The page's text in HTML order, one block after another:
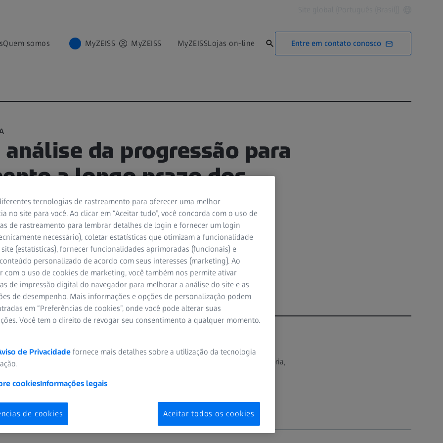
Quem somos MyZEISS MyZEISS MyZEISSLojas on-line Entre em contato conosco
da progressão para
a longo prazo dos
tratamento do glaucoma de acordo com a taxa de
pela análise integrada de estrutura-função.
ASSISTIR
MD, PhD
especialista em glaucoma, Fernández Casas Oftalmólogos Torrelavega, Cantábria,
tecnologias de rastreamento para oferecer uma melhor
no site para você. Ao clicar em “Aceitar tudo”, você concorda com o uso de
de rastreamento para lembrar detalhes de login e fornecer um login
necessário), coletar estatísticas que otimizam a funcionalidade
(estatísticas), fornecer funcionalidades aprimoradas (funcionais) e
personalizado de acordo com seus interesses (marketing). Ao
com o uso de cookies de marketing, você também nos permite ativar
de impressão digital do navegador para melhorar a análise do site e as
de desempenho. Mais informações e opções de personalização podem
em “Preferências de cookies”, onde você pode alterar suas
Você tem o direito de revogar seu consentimento a qualquer momento.
de Privacidade fornece mais detalhes sobre a utilização da tecnologia
cookiesInformações legais
de cookies Aceitar todos os cookies